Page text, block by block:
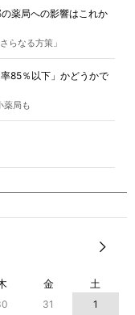
薬局への影響はこれか
らなる方策」
85％以下」かどうかで
薬局も
金 土
31
1